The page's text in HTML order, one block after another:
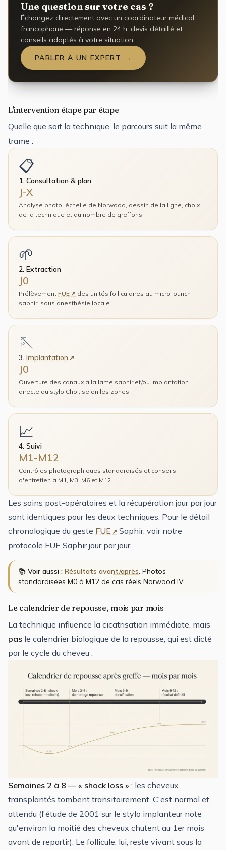
Une question sur votre cas ?
Échangez directement avec un coordinateur médical
francophone — réponse en 24 h, devis détaillé et
conseils adaptés à votre situation.
PARLER À UN EXPERT →
L'intervention étape par étape
Quelle que soit la technique, le parcours suit la même
trame :
📋
1. Consultation & plan
J-X
Analyse photo, échelle de Norwood, dessin de la ligne, choix
de la technique et du nombre de greffons
🌱
2. Extraction
J0
Prélèvement FUE
des unités folliculaires au micro-punch
saphir, sous anesthésie locale
🪡
3. Implantation
J0
Ouverture des canaux à la lame saphir et/ou implantation
directe au stylo Choi, selon les zones
📈
4. Suivi
M1-M12
Contrôles photographiques standardisés et conseils
d'entretien à M1, M3, M6 et M12
Les soins post-opératoires et la récupération jour par jour
sont identiques pour les deux techniques. Pour le détail
chronologique du geste FUE
Saphir, voir notre
protocole FUE Saphir jour par jour.
📚 Voir aussi : Résultats avant/après. Photos
standardisées M0 à M12 de cas réels Norwood IV.
Le calendrier de repousse, mois par mois
La technique influence la cicatrisation immédiate, mais
pas le calendrier biologique de la repousse, qui est dicté
par le cycle du cheveu :
Semaines 2 à 8 — « shock loss » : les cheveux
transplantés tombent transitoirement. C'est normal et
attendu (l'étude de 2001 sur le stylo implanteur note
qu'environ la moitié des cheveux chutent au 1er mois
avant de repartir). Le follicule, lui, reste vivant sous la